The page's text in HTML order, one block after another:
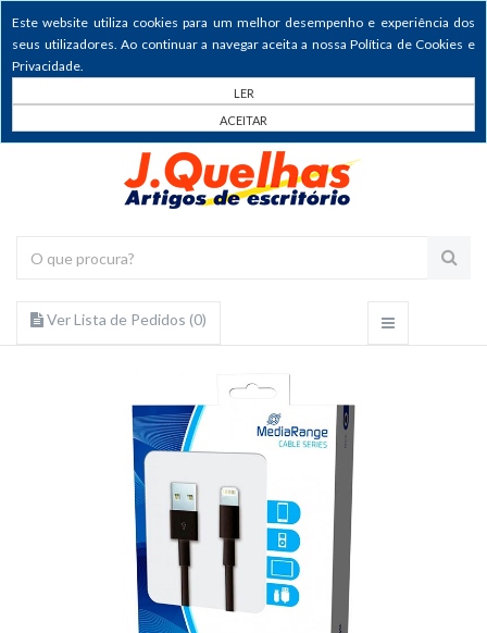
Este website utiliza cookies para um melhor desempenho e experiência dos
seus utilizadores. Ao continuar a navegar aceita a nossa Política de Cookies e
Privacidade.
LER
ACEITAR
Ver Lista de Pedidos (0)